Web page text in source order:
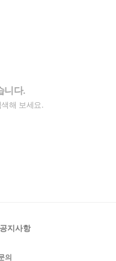
니다.
해 보세요.
공지사항
의